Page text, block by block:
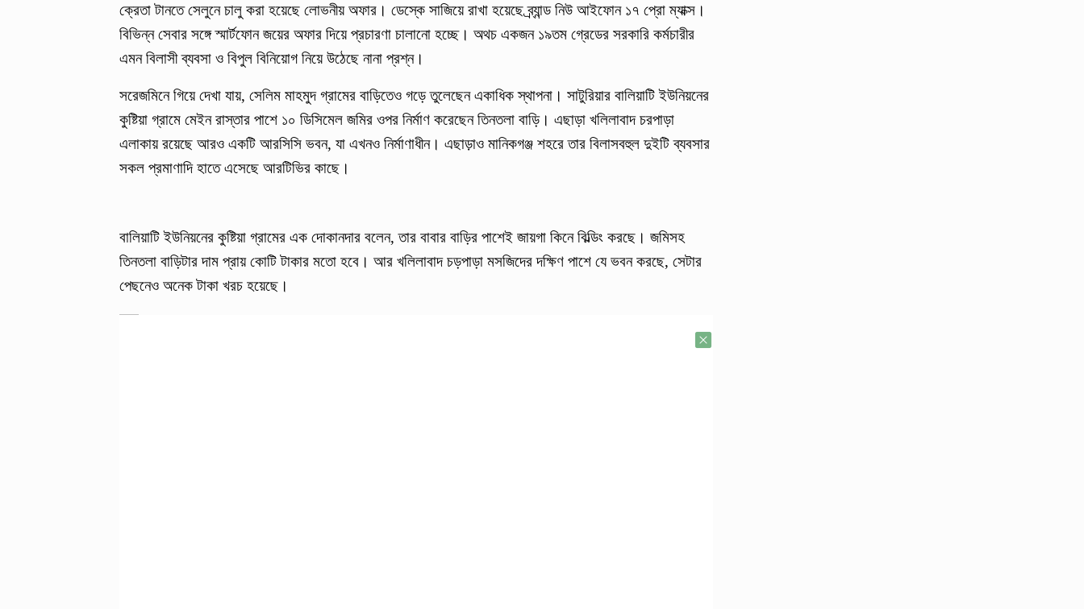
ক্রেতা টানতে সেলুনে চালু করা হয়েছে লোভনীয় অফার। ডেস্কে সাজিয়ে রাখা হয়েছে ব্র্যান্ড নিউ আইফোন ১৭ প্রো ম্যাক্স।
বিভিন্ন সেবার সঙ্গে স্মার্টফোন জয়ের অফার দিয়ে প্রচারণা চালানো হচ্ছে। অথচ একজন ১৯তম গ্রেডের সরকারি কর্মচারীর
এমন বিলাসী ব্যবসা ও বিপুল বিনিয়োগ নিয়ে উঠেছে নানা প্রশ্ন।
সরেজমিনে গিয়ে দেখা যায়, সেলিম মাহমুদ গ্রামের বাড়িতেও গড়ে তুলেছেন একাধিক স্থাপনা। সাটুরিয়ার বালিয়াটি ইউনিয়নের
কুষ্টিয়া গ্রামে মেইন রাস্তার পাশে ১০ ডিসিমেল জমির ওপর নির্মাণ করেছেন তিনতলা বাড়ি। এছাড়া খলিলাবাদ চরপাড়া
এলাকায় রয়েছে আরও একটি আরসিসি ভবন, যা এখনও নির্মাণাধীন। এছাড়াও মানিকগঞ্জ শহরে তার বিলাসবহুল দুইটি ব্যবসার
সকল প্রমাণাদি হাতে এসেছে আরটিভির কাছে।
বালিয়াটি ইউনিয়নের কুষ্টিয়া গ্রামের এক দোকানদার বলেন, তার বাবার বাড়ির পাশেই জায়গা কিনে বিল্ডিং করছে। জমিসহ
তিনতলা বাড়িটার দাম প্রায় কোটি টাকার মতো হবে। আর খলিলাবাদ চড়পাড়া মসজিদের দক্ষিণ পাশে যে ভবন করছে, সেটার
পেছনেও অনেক টাকা খরচ হয়েছে।